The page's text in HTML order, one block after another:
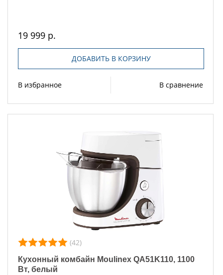
19 999 р.
ДОБАВИТЬ В КОРЗИНУ
В избранное В сравнение
(42)
Кухонный комбайн Moulinex QA51K110, 1100
Вт, белый